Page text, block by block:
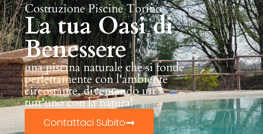
Costruzione Piscine Torino
La tua Oasi di
Benessere
una piscina naturale che si fonde
perfettamente con l'ambiente
circostante, diventando un
tutt'uno con la natura!
Contattaci Subito